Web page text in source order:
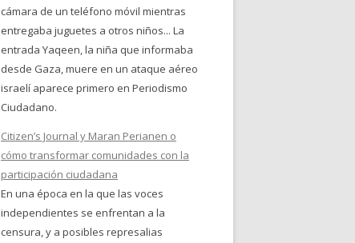
cámara de un teléfono móvil mientras
entregaba juguetes a otros niños... La
entrada Yaqeen, la niña que informaba
desde Gaza, muere en un ataque aéreo
israelí aparece primero en Periodismo
Ciudadano.
Citizen’s Journal y Maran Perianen o
cómo transformar comunidades con la
participación ciudadana
En una época en la que las voces
independientes se enfrentan a la
censura, y a posibles represalias